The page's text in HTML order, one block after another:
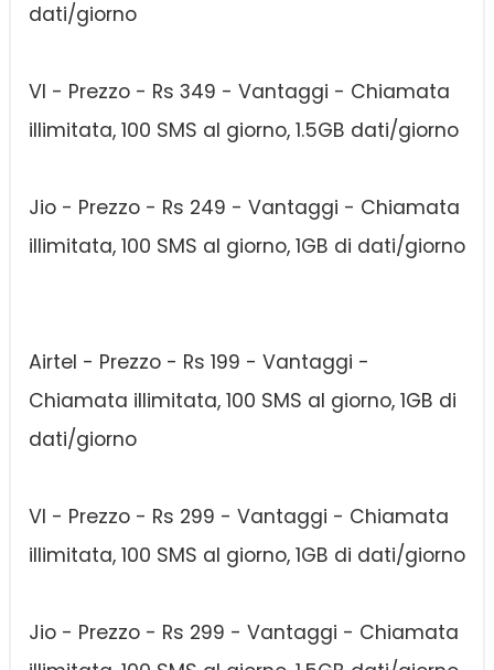
dati/giorno
VI - Prezzo - Rs 349 - Vantaggi - Chiamata
illimitata, 100 SMS al giorno, 1.5GB dati/giorno
Jio - Prezzo - Rs 249 - Vantaggi - Chiamata
illimitata, 100 SMS al giorno, 1GB di dati/giorno
Airtel - Prezzo - Rs 199 - Vantaggi -
Chiamata illimitata, 100 SMS al giorno, 1GB di
dati/giorno
VI - Prezzo - Rs 299 - Vantaggi - Chiamata
illimitata, 100 SMS al giorno, 1GB di dati/giorno
Jio - Prezzo - Rs 299 - Vantaggi - Chiamata